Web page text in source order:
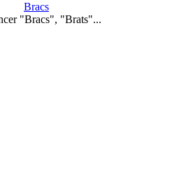
Bracs
"Bracs", "Brats"...